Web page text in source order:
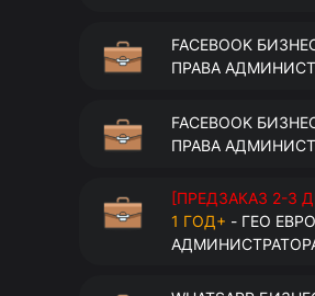
FACEBOOK
ПРАВА
FACEBOOK
ПРАВА
[ПРЕДЗАКАЗ 2-3
1 ГОД+ - ГЕО